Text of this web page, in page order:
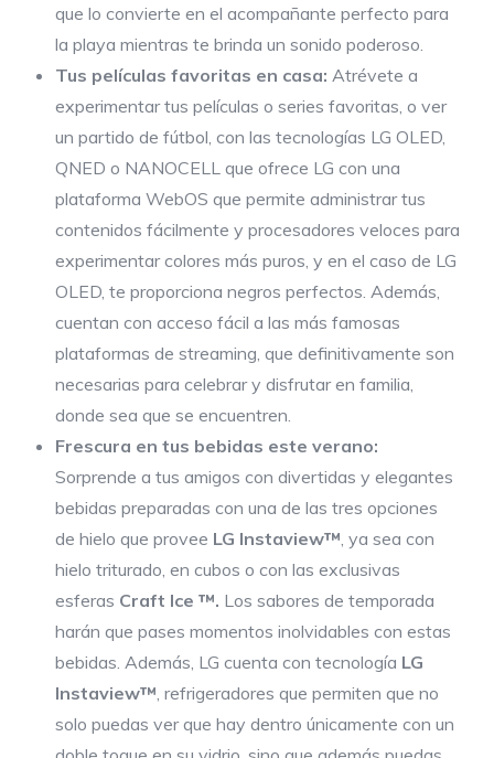
que lo convierte en el acompañante perfecto para
la playa mientras te brinda un sonido poderoso.
Tus películas favoritas en casa: Atrévete a
experimentar tus películas o series favoritas, o ver
un partido de fútbol, con las tecnologías LG OLED,
QNED o NANOCELL que ofrece LG con una
plataforma WebOS que permite administrar tus
contenidos fácilmente y procesadores veloces para
experimentar colores más puros, y en el caso de LG
OLED, te proporciona negros perfectos. Además,
cuentan con acceso fácil a las más famosas
plataformas de streaming, que definitivamente son
necesarias para celebrar y disfrutar en familia,
donde sea que se encuentren.
Frescura en tus bebidas este verano:
Sorprende a tus amigos con divertidas y elegantes
bebidas preparadas con una de las tres opciones
de hielo que provee LG Instaview™ , ya sea con
hielo triturado, en cubos o con las exclusivas
esferas Craft Ice ™. Los sabores de temporada
harán que pases momentos inolvidables con estas
bebidas. Además, LG cuenta con tecnología LG
Instaview™ , refrigeradores que permiten que no
solo puedas ver que hay dentro únicamente con un